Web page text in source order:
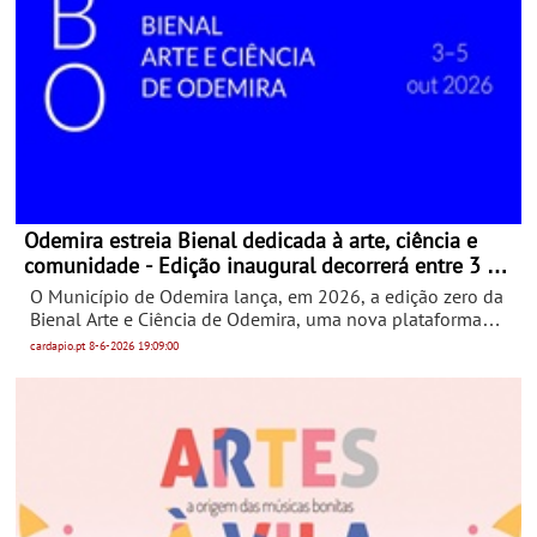
Odemira estreia Bienal dedicada à arte, ciência e
comunidade - Edição inaugural decorrerá entre 3 e 5
de outubro de 2026
O Município de Odemira lança, em 2026, a edição zero da
Bienal Arte e Ciência de Odemira, uma nova plataforma
internacional de criação, experimentação e pensamento
um espaço de encontro entre arte, ciência, ambiente,
educação e participação cidadã, através de um programa
que cruza residências artísticas, espetáculos, instalações e
obras em espaço público, conversas e oficinas.
cardapio.pt8-6-2026 19:09:00